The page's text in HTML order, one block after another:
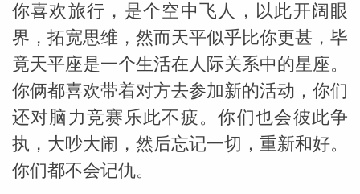
米勒
你喜欢旅行，是个空中飞人，以此开阔眼
界，拓宽思维，然而天平似乎比你更甚，毕
竟天平座是一个生活在人际关系中的星座。
你俩都喜欢带着对方去参加新的活动，你们
还对脑力竞赛乐此不疲。你们也会彼此争
执，大吵大闹，然后忘记一切，重新和好。
你们都不会记仇。